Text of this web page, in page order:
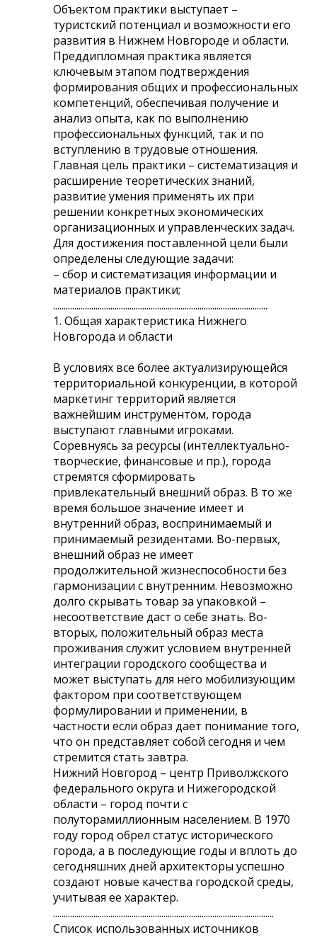
Объектом практики выступает –
туристский потенциал и возможности его
развития в Нижнем Новгороде и области.
Преддипломная практика является
ключевым этапом подтверждения
формирования общих и профессиональных
компетенций, обеспечивая получение и
анализ опыта, как по выполнению
профессиональных функций, так и по
вступлению в трудовые отношения.
Главная цель практики – систематизация и
расширение теоретических знаний,
развитие умения применять их при
решении конкретных экономических
организационных и управленческих задач.
Для достижения поставленной цели были
определены следующие задачи:
– сбор и систематизация информации и
материалов практики;
.....................................................................................................
1. Общая характеристика Нижнего
Новгорода и области
В условиях все более актуализирующейся
территориальной конкуренции, в которой
маркетинг территорий является
важнейшим инструментом, города
выступают главными игроками.
Соревнуясь за ресурсы (интеллектуально-
творческие, финансовые и пр.), города
стремятся сформировать
привлекательный внешний образ. В то же
время большое значение имеет и
внутренний образ, воспринимаемый и
принимаемый резидентами. Во-первых,
внешний образ не имеет
продолжительной жизнеспособности без
гармонизации с внутренним. Невозможно
долго скрывать товар за упаковкой –
несоответствие даст о себе знать. Во-
вторых, положительный образ места
проживания служит условием внутренней
интеграции городского сообщества и
может выступать для него мобилизующим
фактором при соответствующем
формулировании и применении, в
частности если образ дает понимание того,
что он представляет собой сегодня и чем
стремится стать завтра.
Нижний Новгород – центр Приволжского
федерального округа и Нижегородской
области – город почти с
полуторамиллионным населением. В 1970
году город обрел статус исторического
города, а в последующие годы и вплоть до
сегодняшних дней архитекторы успешно
создают новые качества городской среды,
учитывая ее характер.
........................................................................................................
Список использованных источников